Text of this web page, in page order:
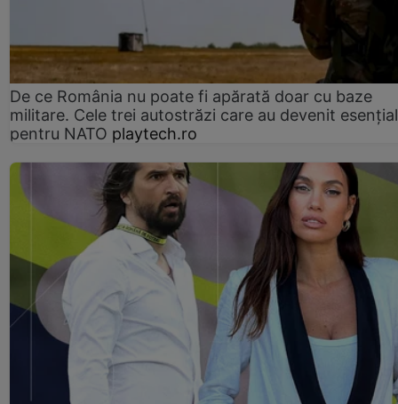
De ce România nu poate fi apărată doar cu baze
militare. Cele trei autostrăzi care au devenit
pentru NATO playtech.ro